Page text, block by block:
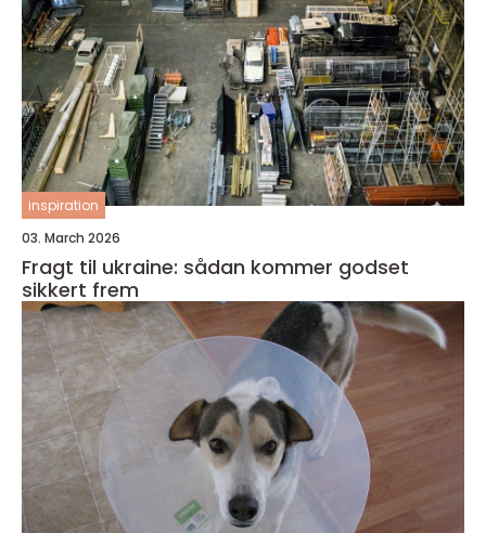
inspiration
03. March 2026
Fragt til ukraine: sådan kommer godset
sikkert frem